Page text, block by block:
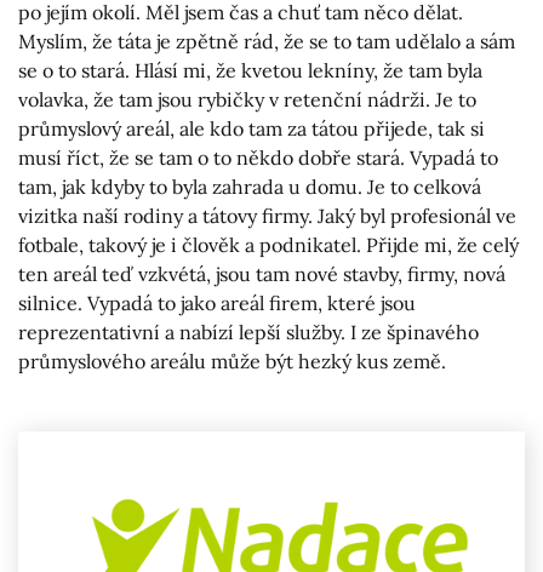
po jejím okolí. Měl jsem čas a chuť tam něco dělat.
Myslím, že táta je zpětně rád, že se to tam udělalo a sám
se o to stará. Hlásí mi, že kvetou lekníny, že tam byla
volavka, že tam jsou rybičky v retenční nádrži. Je to
průmyslový areál, ale kdo tam za tátou přijede, tak si
musí říct, že se tam o to někdo dobře stará. Vypadá to
tam, jak kdyby to byla zahrada u domu. Je to celková
vizitka naší rodiny a tátovy firmy. Jaký byl profesionál ve
fotbale, takový je i člověk a podnikatel. Přijde mi, že celý
ten areál teď vzkvétá, jsou tam nové stavby, firmy, nová
silnice. Vypadá to jako areál firem, které jsou
reprezentativní a nabízí lepší služby. I ze špinavého
průmyslového areálu může být hezký kus země.